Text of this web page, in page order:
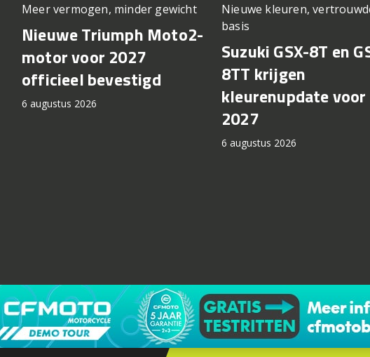
Meer vermogen, minder gewicht
Nieuwe Triumph Moto2-
motor voor 2027
officieel bevestigd
6 augustus 2026
Nieuwe kleuren,
basis
Suzuki GSX-8T en
8TT krijgen
kleurenupdate voor
2027
6 augustus 2026